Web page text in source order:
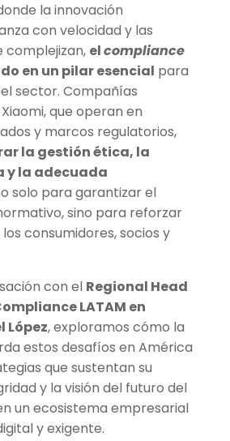
la innovación
con velocidad y las
complejizan, elcompliance
en un pilar esencial para
sector. Compañías
que operan en
y marcos regulatorios,
la gestión ética, la
y la adecuada
solo para garantizar el
sino para reforzar
consumidores, socios y
con el Regional Head
LATAM en
López, exploramos cómo la
estos desafíos en América
que sustentan su
y la visión del futuro del
un ecosistema empresarial
y exigente.